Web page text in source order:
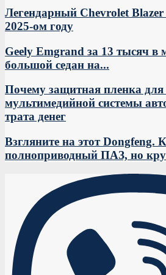
Легендарный Chevrolet Blazer
2025-ом году
Geely Emgrand за 13 тысяч в
большой седан на...
Почему защитная пленка для
мультимедийной системы
трата денег
Взгляните на этот Dongfeng.
полноприводный ПАЗ, но